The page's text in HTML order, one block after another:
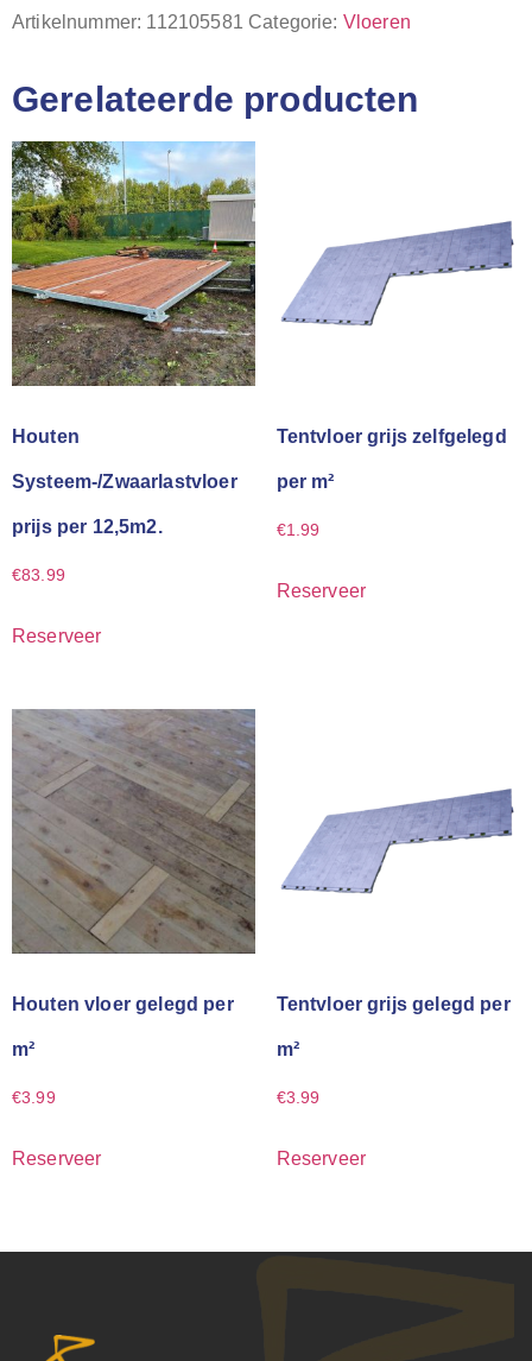
Artikelnummer: 112105581 Categorie: Vloeren
Gerelateerde producten
Houten
Systeem-/Zwaarlastvloer
prijs per 12,5m2.
€83.99
Reserveer
Tentvloer grijs zelfgelegd
per m²
€1.99
Reserveer
Houten vloer gelegd per
m²
€3.99
Reserveer
Tentvloer grijs gelegd per
m²
€3.99
Reserveer